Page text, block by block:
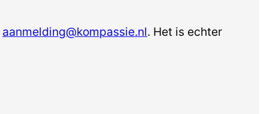
aanmelding@kompassie.nl. Het is echter